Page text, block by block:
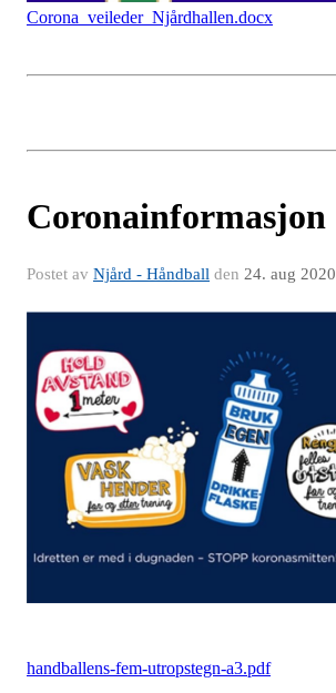
Corona_veileder_Njårdhallen.docx
Coronainformasjon
Postet av Njård - Håndball den 24. aug 2020
handballens-fem-utropstegn-a3.pdf